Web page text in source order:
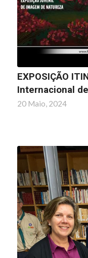
EXPOSIÇÃO
Internacional
20 Maio, 2024